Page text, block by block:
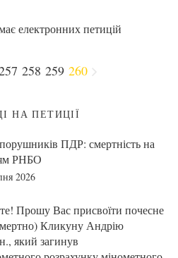
електронних петицій
258 259 260
НА ПЕТИЦІЇ
ПДР: смертність на
РНБО
2026
Прошу Вас присвоїти почесне
Кликуну Андрію
який загинув